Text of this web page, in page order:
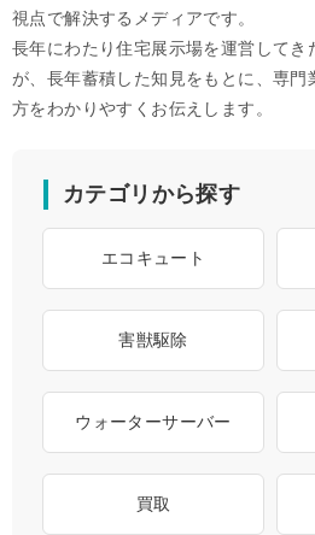
視点で解決するメディアです。
長年にわたり住宅展示場を運営してき
が、長年蓄積した知見をもとに、専
方をわかりやすくお伝えします。
カテゴリから探す
エコキュート
害獣駆除
ウォーターサーバー
買取